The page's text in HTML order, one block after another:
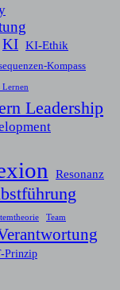
KI KI-Ethik
Kompass
Lernen
Leadership
Resonanz
Team
Prinzip